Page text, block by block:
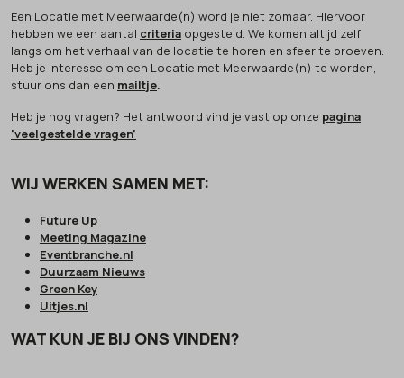
Een Locatie met Meerwaarde(n) word je niet zomaar. Hiervoor
hebben we een aantal criteria opgesteld. We komen altijd zelf
langs om het verhaal van de locatie te horen en sfeer te proeven.
Heb je interesse om een Locatie met Meerwaarde(n) te worden,
stuur ons dan een mailtje.
Heb je nog vragen? Het antwoord vind je vast op onze pagina
'veelgestelde vragen'
WIJ WERKEN SAMEN MET:
Future Up
Meeting Magazine
Eventbranche.nl
Duurzaam Nieuws
Green Key
Uitjes.nl
WAT KUN JE BIJ ONS VINDEN?